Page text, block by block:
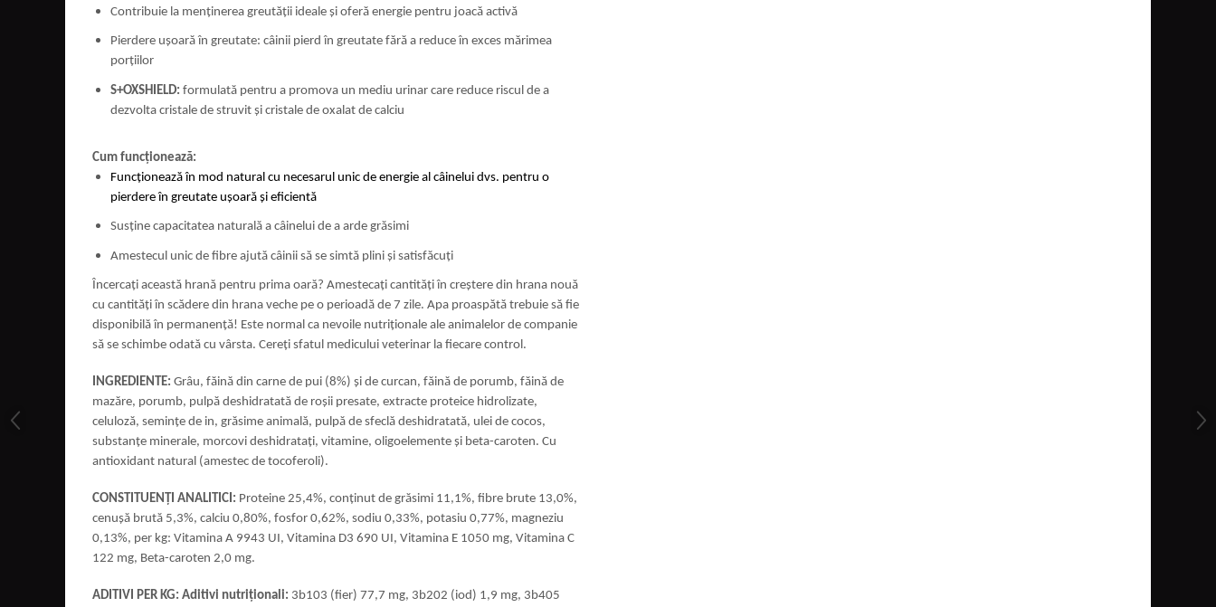
Contribuie la menţinerea greutăţii ideale şi oferă energie pentru joacă activă
Pierdere uşoară în greutate: câinii pierd în greutate fără a reduce în exces mărimea
porțiilor
S+OXSHIELD: formulată pentru a promova un mediu urinar care reduce riscul de a
dezvolta cristale de struvit şi cristale de oxalat de calciu
Cum funcționează:
Funcţionează în mod natural cu necesarul unic de energie al câinelui dvs. pentru o
pierdere în greutate uşoară şi eficientă
Susţine capacitatea naturală a câinelui de a arde grăsimi
Amestecul unic de fibre ajută câinii să se simtă plini şi satisfăcuţi
Încercați această hrană pentru prima oară? Amestecați cantități în creștere din hrana nouă
cu cantități în scădere din hrana veche pe o perioadă de 7 zile. Apa proaspătă trebuie să fie
disponibilă în permanență! Este normal ca nevoile nutriționale ale animalelor de companie
să se schimbe odată cu vârsta. Cereți sfatul medicului veterinar la fiecare control.
INGREDIENTE: Grâu, făină din carne de pui (8%) şi de curcan, făină de porumb, făină de
mazăre, porumb, pulpă deshidratată de roșii presate, extracte proteice hidrolizate,
celuloză, seminţe de in, grăsime animală, pulpă de sfeclă deshidratată, ulei de cocos,
substanţe minerale, morcovi deshidrataţi, vitamine, oligoelemente şi beta-caroten. Cu
antioxidant natural (amestec de tocoferoli).
CONSTITUENŢI ANALITICI: Proteine 25,4%, conţinut de grăsimi 11,1%, fibre brute 13,0%,
cenuşă brută 5,3%, calciu 0,80%, fosfor 0,62%, sodiu 0,33%, potasiu 0,77%, magneziu
0,13%, per kg: Vitamina A 9943 UI, Vitamina D3 690 UI, Vitamina E 1050 mg, Vitamina C
122 mg, Beta-caroten 2,0 mg.
ADITIVI PER KG: Aditivi nutriţionali: 3b103 (fier) 77,7 mg, 3b202 (iod) 1,9 mg, 3b405